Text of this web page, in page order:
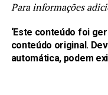
Para informações
‘Este conteúdo foi
conteúdo original.
automática, podem